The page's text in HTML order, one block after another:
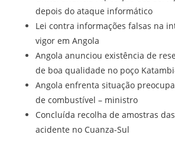
depois do ataque informático
Lei contra informações falsas na
vigor em Angola
Angola anunciou existência de
de boa qualidade no poço
Angola enfrenta situação
de combustível – ministro
Concluída recolha de amostras
acidente no Cuanza-Sul